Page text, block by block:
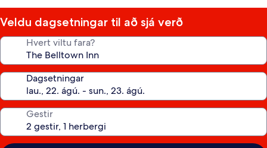
Veldu dagsetningar til að sjá verð
Hvert viltu fara?
Dagsetningar
Gestir